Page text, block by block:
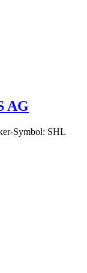
AG
Symbol: SHL